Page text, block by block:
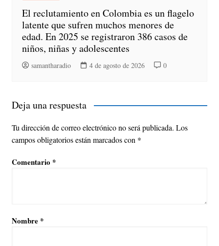
El reclutamiento en Colombia es un flagelo
latente que sufren muchos menores de
edad. En 2025 se registraron 386 casos de
niños, niñas y adolescentes
samantharadio 4 de agosto de 2026 0
Deja una respuesta
Tu dirección de correo electrónico no será publicada. Los
campos obligatorios están marcados con *
Comentario *
Nombre *